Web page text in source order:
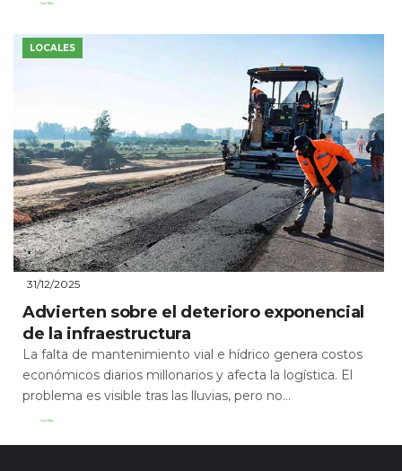
Leer Más
LOCALES
31/12/2025
Advierten sobre el deterioro exponencial
de la infraestructura
La falta de mantenimiento vial e hídrico genera costos
económicos diarios millonarios y afecta la logística. El
problema es visible tras las lluvias, pero no...
Leer Más